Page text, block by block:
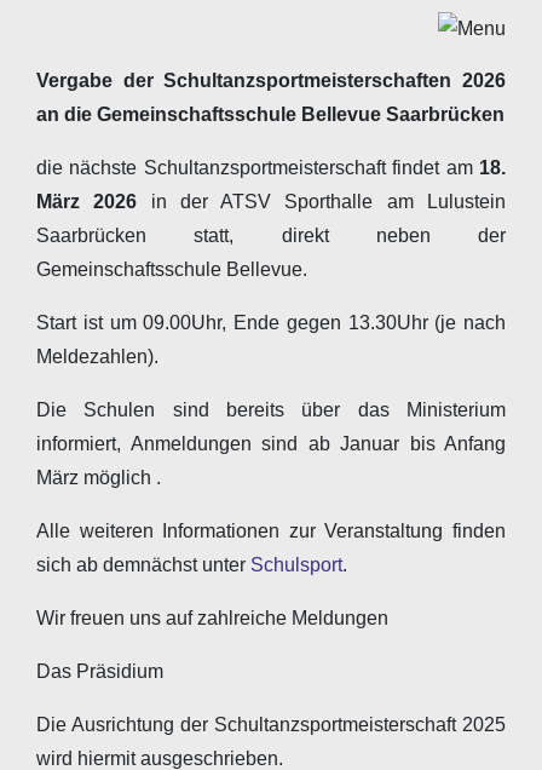
Vergabe der Schultanzsportmeisterschaften 2026
an die Gemeinschaftsschule Bellevue Saarbrücken
die nächste Schultanzsportmeisterschaft findet am 18.
März 2026 in der ATSV Sporthalle am Lulustein
Saarbrücken statt, direkt neben der
Gemeinschaftsschule Bellevue.
Start ist um 09.00Uhr, Ende gegen 13.30Uhr (je nach
Meldezahlen).
Die Schulen sind bereits über das Ministerium
informiert, Anmeldungen sind ab Januar bis Anfang
März möglich .
Alle weiteren Informationen zur Veranstaltung finden
sich ab demnächst unter Schulsport.
Wir freuen uns auf zahlreiche Meldungen
Das Präsidium
Die Ausrichtung der Schultanzsportmeisterschaft 2025
wird hiermit ausgeschrieben.